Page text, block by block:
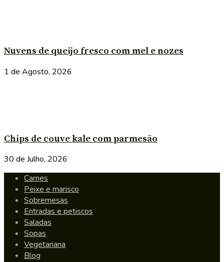
Nuvens de queijo fresco com mel e nozes
1 de Agosto, 2026
Chips de couve kale com parmesão
30 de Julho, 2026
Carnes
Peixe e marisco
Sobremesas
Entradas e petiscos
Saladas
Sopas
Vegetariana
Blog